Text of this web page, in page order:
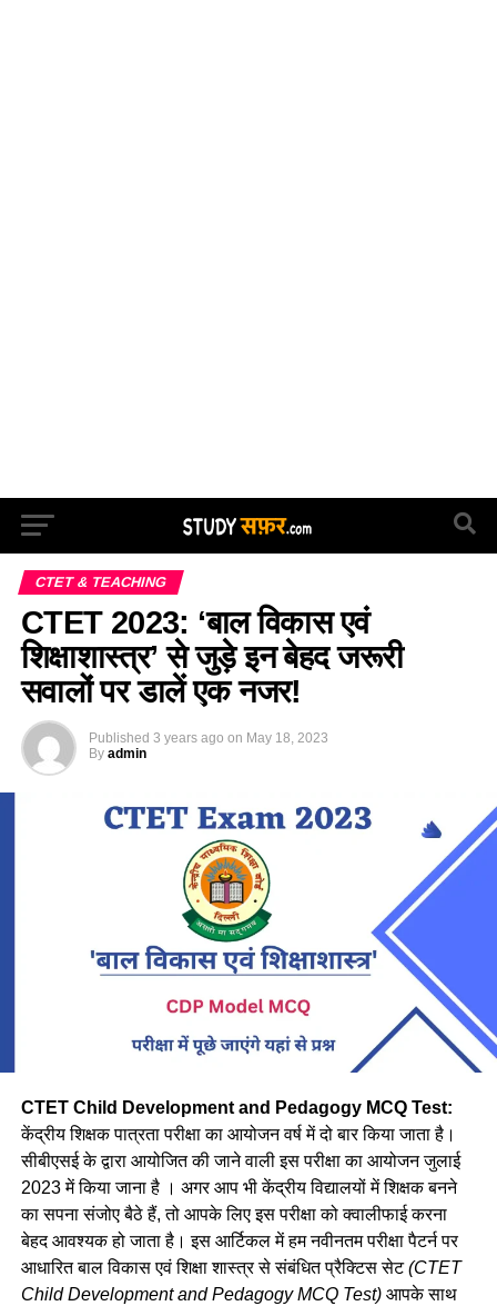
CTET & TEACHING
CTET 2023: ‘बाल विकास एवं
शिक्षाशास्त्र’ से जुड़े इन बेहद जरूरी
सवालों पर डालें एक नजर!
Published 3 years ago on May 18, 2023
By admin
CTET Child Development and Pedagogy MCQ Test:
केंद्रीय शिक्षक पात्रता परीक्षा का आयोजन वर्ष में दो बार किया जाता है।
सीबीएसई के द्वारा आयोजित की जाने वाली इस परीक्षा का आयोजन जुलाई
2023 में किया जाना है । अगर आप भी केंद्रीय विद्यालयों में शिक्षक बनने
का सपना संजोए बैठे हैं, तो आपके लिए इस परीक्षा को क्वालीफाई करना
बेहद आवश्यक हो जाता है। इस आर्टिकल में हम नवीनतम परीक्षा पैटर्न पर
आधारित बाल विकास एवं शिक्षा शास्त्र से संबंधित प्रैक्टिस सेट(CTET
Child Development and Pedagogy MCQ Test)आपके साथ